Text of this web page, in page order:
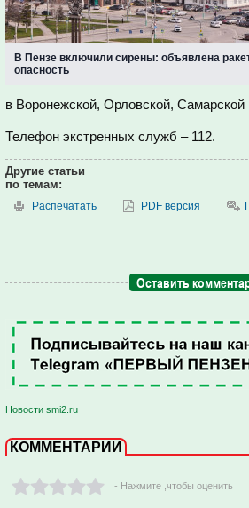
В Пензе включили сирены: объявлена
опасность
в Воронежской, Орловской, Самарской
Телефон экстренных служб – 112.
Другие статьи
по темам:
Распечатать PDF версия
Оставить
Новости smi2.ru
КОММЕНТАРИИ
- Нажмите ,чтобы оценить